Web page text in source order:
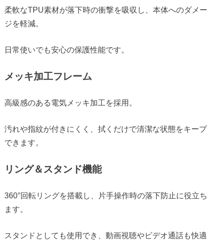
柔軟なTPU素材が落下時の衝撃を吸収し、本体へのダメー
ジを軽減。
日常使いでも安心の保護性能です。
メッキ加工フレーム
高級感のある電気メッキ加工を採用。
汚れや指紋が付きにくく、拭くだけで清潔な状態をキープ
できます。
リング＆スタンド機能
360°回転リングを搭載し、片手操作時の落下防止に役立ち
ます。
スタンドとしても使用でき、動画視聴やビデオ通話も快適